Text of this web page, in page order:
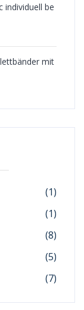
individuell be
mit
(1)
(1)
(8)
(5)
(7)